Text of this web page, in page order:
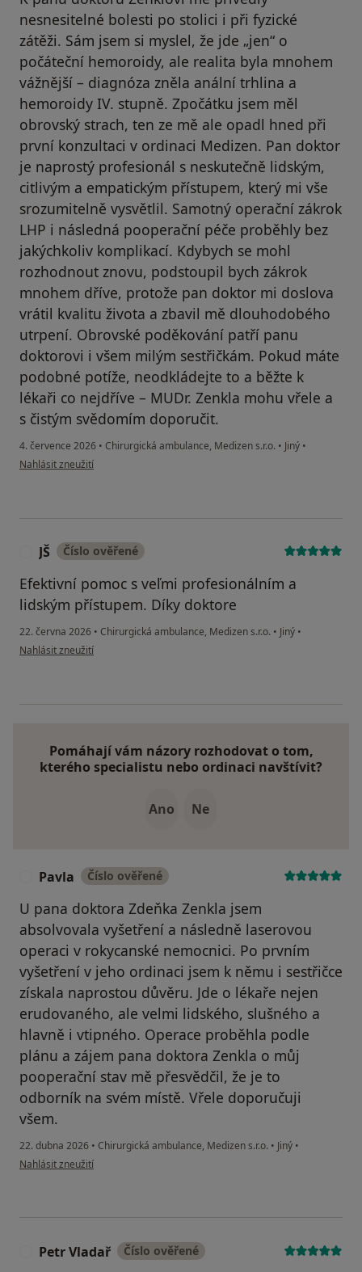
nesnesitelné bolesti po stolici i při fyzické
zátěži. Sám jsem si myslel, že jde „jen“ o
počáteční hemoroidy, ale realita byla mnohem
vážnější – diagnóza zněla anální trhlina a
hemoroidy IV. stupně. Zpočátku jsem měl
obrovský strach, ten ze mě ale opadl hned při
první konzultaci v ordinaci Medizen. Pan doktor
je naprostý profesionál s neskutečně lidským,
citlivým a empatickým přístupem, který mi vše
srozumitelně vysvětlil. Samotný operační zákrok
LHP i následná pooperační péče proběhly bez
jakýchkoliv komplikací. Kdybych se mohl
rozhodnout znovu, podstoupil bych zákrok
mnohem dříve, protože pan doktor mi doslova
vrátil kvalitu života a zbavil mě dlouhodobého
utrpení. Obrovské poděkování patří panu
doktorovi i všem milým sestřičkám. Pokud máte
podobné potíže, neodkládejte to a běžte k
lékaři co nejdříve – MUDr. Zenkla mohu vřele a
s čistým svědomím doporučit.
4. července 2026 • Chirurgická ambulance, Medizen s.r.o. • Jiný •
podle názoru uživatele JP
Nahlásit zneužití
JŠ Číslo ověřené
Efektivní pomoc s veľmi profesionálním a
lidským přístupem. Díky doktore
22. června 2026 • Chirurgická ambulance, Medizen s.r.o. • Jiný •
podle názoru uživatele JŠ
Nahlásit zneužití
Pomáhají vám názory rozhodovat o tom,
kterého specialistu nebo ordinaci navštívit?
Ano Ne
Pavla Číslo ověřené
U pana doktora Zdeňka Zenkla jsem
absolvovala vyšetření a následně laserovou
operaci v rokycanské nemocnici. Po prvním
vyšetření v jeho ordinaci jsem k němu i sestřičce
získala naprostou důvěru. Jde o lékaře nejen
erudovaného, ale velmi lidského, slušného a
hlavně i vtipného. Operace proběhla podle
plánu a zájem pana doktora Zenkla o můj
pooperační stav mě přesvědčil, že je to
odborník na svém místě. Vřele doporučuji
všem.
22. dubna 2026 • Chirurgická ambulance, Medizen s.r.o. • Jiný •
podle názoru uživatele Pavla
Nahlásit zneužití
Petr Vladař Číslo ověřené